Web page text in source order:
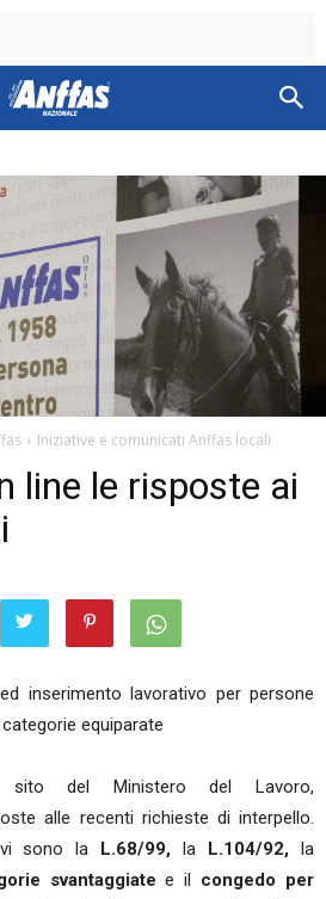
Iniziative e comunicati Anffas locali
line le risposte ai
inserimento lavorativo per persone
equiparate
sito del Ministero del Lavoro,
alle recenti richieste di interpello.
sono la L.68/99, la L.104/92, la
svantaggiate e il congedo per